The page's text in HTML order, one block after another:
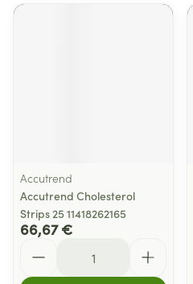
Accutrend
Accutrend Cholesterol
Strips 25 11418262165
66,67 €